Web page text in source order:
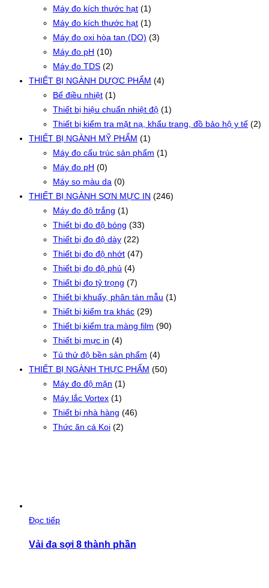
Máy đo kích thước hạt (1)
Máy đo kích thước hạt (1)
Máy đo oxi hòa tan (DO) (3)
Máy đo pH (10)
Máy đo TDS (2)
THIẾT BỊ NGÀNH DƯỢC PHẨM (4)
Bể điều nhiệt (1)
Thiết bị hiệu chuẩn nhiệt độ (1)
Thiết bị kiểm tra mặt nạ, khẩu trang, đồ bảo hộ y tế (2)
THIẾT BỊ NGÀNH MỸ PHẨM (1)
Máy đo cấu trúc sản phẩm (1)
Máy đo pH (0)
Máy so màu da (0)
THIẾT BỊ NGÀNH SƠN MỰC IN (246)
Máy đo độ trắng (1)
Thiết bị đo độ bóng (33)
Thiết bị đo độ dày (22)
Thiết bị đo độ nhớt (47)
Thiết bị đo độ phủ (4)
Thiết bị đo tỷ trọng (7)
Thiết bị khuấy, phân tán mẫu (1)
Thiết bị kiểm tra khác (29)
Thiết bị kiểm tra màng film (90)
Thiết bị mực in (4)
Tủ thử độ bền sản phẩm (4)
THIẾT BỊ NGÀNH THỰC PHẨM (50)
Máy đo độ mặn (1)
Máy lắc Vortex (1)
Thiết bị nhà hàng (46)
Thức ăn cá Koi (2)
Đọc tiếp
Vải đa sợi 8 thành phần